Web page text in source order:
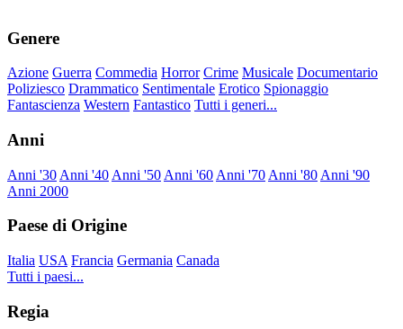
Genere
Azione Guerra Commedia Horror Crime Musicale Documentario
Poliziesco Drammatico Sentimentale Erotico Spionaggio
Fantascienza Western Fantastico Tutti i generi...
Anni
Anni '30 Anni '40 Anni '50 Anni '60 Anni '70 Anni '80 Anni '90
Anni 2000
Paese di Origine
Italia USA Francia Germania Canada
Tutti i paesi...
Regia